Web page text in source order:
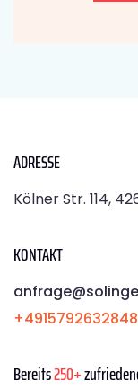
ADRESSE
Kölner Str. 114,
KONTAKT
+4915792632848
Bereits250+